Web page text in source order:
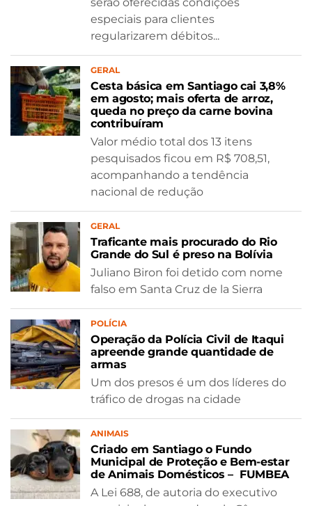
especiais para clientes
regularizarem débitos...
GERAL
Cesta básica em Santiago cai 3,8%
em agosto; mais oferta de arroz,
queda no preço da carne bovina
contribuíram
Valor médio total dos 13 itens
pesquisados ficou em R$ 708,51,
acompanhando a tendência
nacional de redução
GERAL
Traficante mais procurado do Rio
Grande do Sul é preso na Bolívia
Juliano Biron foi detido com nome
falso em Santa Cruz de la Sierra
POLÍCIA
Operação da Polícia Civil de Itaqui
apreende grande quantidade de
armas
Um dos presos é um dos líderes do
tráfico de drogas na cidade
ANIMAIS
Criado em Santiago o Fundo
Municipal de Proteção e Bem-estar
de Animais Domésticos – FUMBEA
A Lei 688, de autoria do executivo